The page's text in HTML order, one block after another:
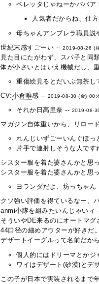
ベレッタじゃねーかババア
人気者だからね、仕
母ちゃんアンブレラ職員説
世紀末感すごーい --2019-08-26 (
見た目にたがわず、スパ子と同
体が小さいとはいえ機械だし、
重傷絵見るとだいぶ無茶
CV:小倉唯感 -- 2019-08-30 (金)
それか日高里奈 -- 2019-08-
マガジン自体重いから、リロー
れんじいずごーいんぐほ
片手で連射しそうな人で
シスター服を着た婆さんかと思
シスター服を着た婆さんかと思
ヨランダだよ、坊っちゃ
クソ強い評価を得ているなー。
anmi小隊を組みたいんじゃいィ
そういやDE来るのにオートマ
44口径の細めアウターが好きだ
デザートイーグルって名前だか
個人的にはドリーマとか
ワイはデザート(砂漠)とデ
この子が日本で実装されるまで